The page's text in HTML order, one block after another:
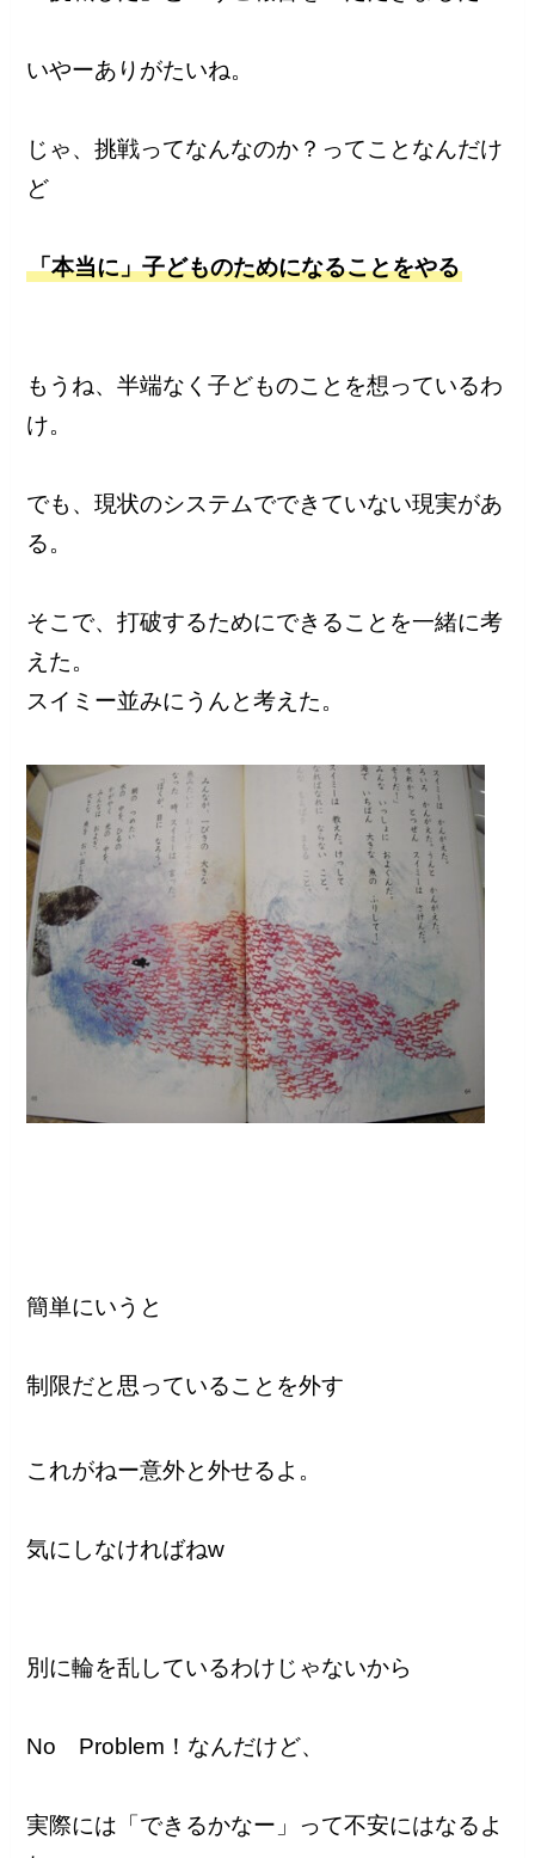
いやーありがたいね。
じゃ、挑戦ってなんなのか？ってことなんだけ
ど
「本当に」子どものためになることをやる
もうね、半端なく子どものことを想っているわ
け。
でも、現状のシステムでできていない現実があ
る。
そこで、打破するためにできることを一緒に考
えた。
スイミー並みにうんと考えた。
簡単にいうと
制限だと思っていることを外す
これがねー意外と外せるよ。
気にしなければねw
別に輪を乱しているわけじゃないから
No Problem！なんだけど、
実際には「できるかなー」って不安にはなるよ